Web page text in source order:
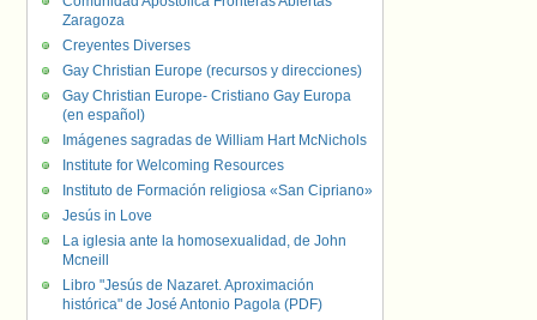
Zaragoza
Creyentes Diverses
Gay Christian Europe (recursos y direcciones)
Gay Christian Europe- Cristiano Gay Europa
(en español)
Imágenes sagradas de William Hart McNichols
Institute for Welcoming Resources
Instituto de Formación religiosa «San Cipriano»
Jesús in Love
La iglesia ante la homosexualidad, de John
Mcneill
Libro "Jesús de Nazaret. Aproximación
histórica" de José Antonio Pagola (PDF)